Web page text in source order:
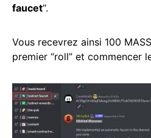
faucet“.
Vous recevrez ainsi 100
premier “roll” et commencer